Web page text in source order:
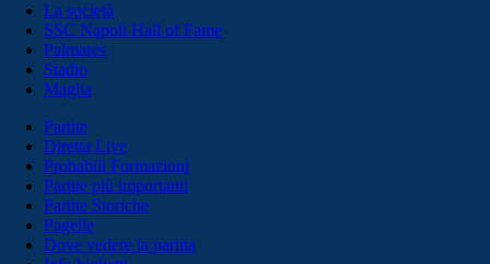
La società
SSC Napoli Hall of Fame
Palmares
Stadio
Maglia
Partite
Diretta Live
Probabili Formazioni
Partite più importanti
Partite Storiche
Pagelle
Dove vedere la partita